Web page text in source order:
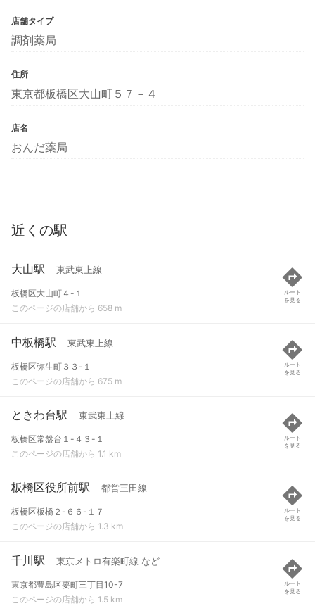
店舗タイプ
調剤薬局
住所
東京都板橋区大山町５７－４
店名
おんだ薬局
近くの駅
大山駅 東武東上線
板橋区大山町４-１
このページの店舗から 658 m
ルート
を見る
中板橋駅 東武東上線
板橋区弥生町３３-１
このページの店舗から 675 m
ルート
を見る
ときわ台駅 東武東上線
板橋区常盤台１-４３-１
このページの店舗から 1.1 km
ルート
を見る
板橋区役所前駅 都営三田線
板橋区板橋２-６６-１７
このページの店舗から 1.3 km
ルート
を見る
千川駅 東京メトロ有楽町線 など
東京都豊島区要町三丁目10-7
このページの店舗から 1.5 km
ルート
を見る